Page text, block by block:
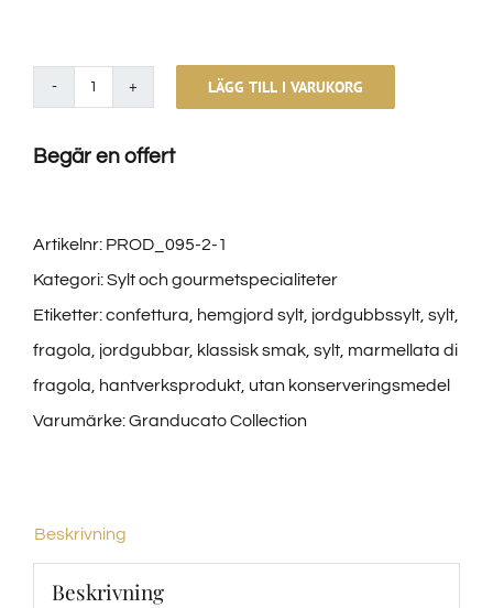
LÄGG TILL I VARUKORG
Begär en offert
Artikelnr: PROD_095-2-1
Kategori:Sylt och gourmetspecialiteter
Etiketter:confettura hemgjord sylt jordgubbssylt sylt
fragola jordgubbar, klassisk smak sylt marmellata di
fragola hantverksprodukt utan konserveringsmedel
Varumärke:Granducato Collection
Beskrivning
Beskrivning